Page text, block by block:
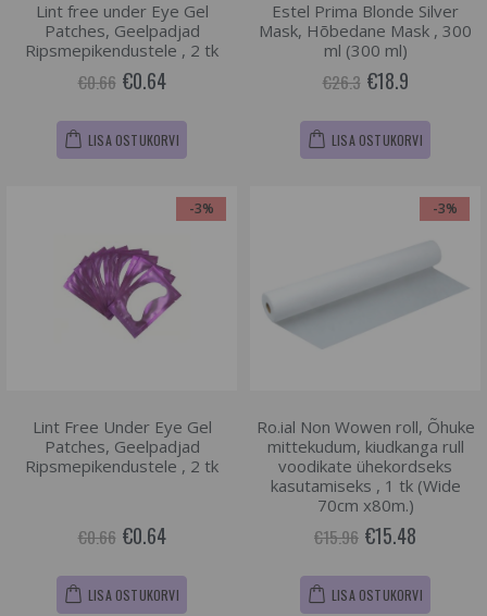
Lint free under Eye Gel
Patches, Geelpadjad
Ripsmepikendustele , 2 tk
€0.66 €0.64
LISA OSTUKORVI
Estel Prima Blonde Silver
Mask, Hõbedane Mask , 300
ml (300 ml)
€26.3 €18.9
LISA OSTUKORVI
-3%
Lint Free Under Eye Gel
Patches, Geelpadjad
Ripsmepikendustele , 2 tk
€0.66 €0.64
LISA OSTUKORVI
-3%
Ro.ial Non Wowen roll, Õhuke
mittekudum, kiudkanga rull
voodikate ühekordseks
kasutamiseks , 1 tk (Wide
70cm x80m.)
€15.96 €15.48
LISA OSTUKORVI